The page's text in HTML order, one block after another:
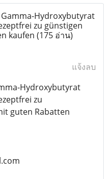
Hydroxybutyrat
zu günstigen
kaufen (175 อ่าน)
แจ้งลบ
Hydroxybutyrat
zu
guten Rabatten